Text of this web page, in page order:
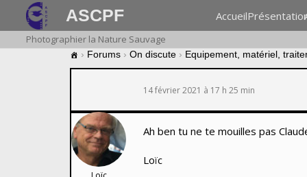
ASCPF Accueil
Photographier la Nature Sauvage
› Forums › On discute › Equipement, matériel,
14 février 2021 à 17 h 25 min
Ah ben tu ne te mouilles pas
Loïc